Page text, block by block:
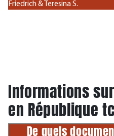
Friedrich & Teresina S.
Informations
en République
De quels